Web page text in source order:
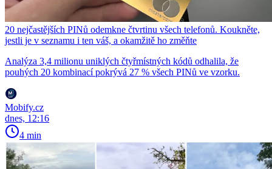
20 nejčastějších PINů odemkne čtvrtinu všech telefonů. Koukněte,
jestli je v seznamu i ten váš, a okamžitě ho změňte
Analýza 3,4 milionu uniklých čtyřmístných kódů odhalila, že
pouhých 20 kombinací pokrývá 27 % všech PINů ve vzorku.
Mobify.cz
dnes, 12:16
4 min